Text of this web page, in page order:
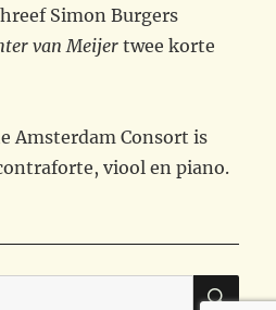
Simon Burgers
van Meijer twee korte
Amsterdam Consort is
viool en piano.